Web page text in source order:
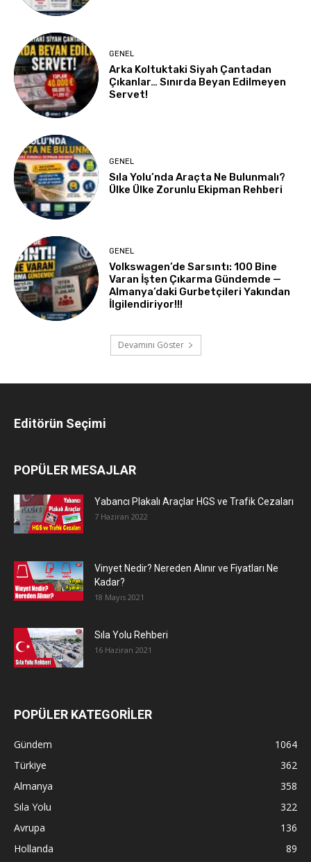
GENEL
Arka Koltuktaki Siyah Çantadan
Çıkanlar… Sınırda Beyan Edilmeyen
Servet!
GENEL
Sıla Yolu’nda Araçta Ne Bulunmalı?
Ülke Ülke Zorunlu Ekipman Rehberi
GENEL
Volkswagen’de Sarsıntı: 100 Bine
Varan İşten Çıkarma Gündemde —
Almanya’daki Gurbetçileri Yakından
İlgilendiriyor!!!
Devamını Göster
Editörün Seçimi
POPÜLER MESAJLAR
Yabancı Plakalı Araçlar HGS ve Trafik Cezaları
7 Haziran 2022
Vinyet Nedir? Nereden Alınır ve Fiyatları Ne
Kadar?
18 Mayıs 2021
Sıla Yolu Rehberi
16 Haziran 2021
POPÜLER KATEGORİLER
Gündem
1064
Türkiye
362
Almanya
358
Sıla Yolu
322
Avrupa
136
Hollanda
89